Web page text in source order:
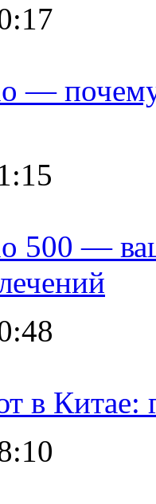
—
500 —
в Китае: